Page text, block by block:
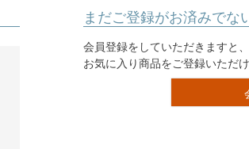
まだご登録がお済みでな
会員登録をしていただきますと
お気に入り商品をご登録いただ